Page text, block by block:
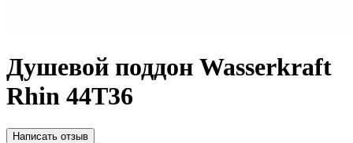
Душевой поддон Wasserkraft
Rhin 44T36
Написать отзыв